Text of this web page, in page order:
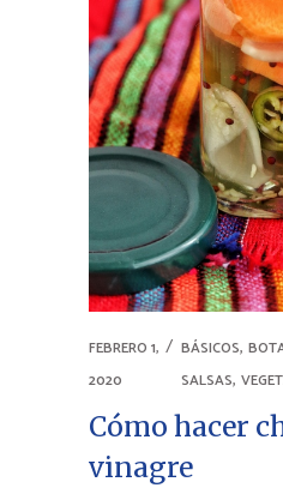
FEBRERO 1,
2020
BÁSICOS,
SALSAS,
Cómo hacer
vinagre